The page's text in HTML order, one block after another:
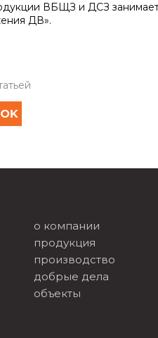
ВБЩЗ и ДСЗ
ДВ».
о компании
продукция
производство
добрые дела
объекты